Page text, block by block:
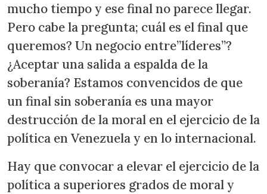
mucho tiempo y ese final no parece llegar.
Pero cabe la pregunta; cuál es el final que
queremos? Un negocio entre”líderes”?
¿Aceptar una salida a espalda de la
soberanía? Estamos convencidos de que
un final sin soberanía es una mayor
destrucción de la moral en el ejercicio de la
política en Venezuela y en lo internacional.
Hay que convocar a elevar el ejercicio de la
política a superiores grados de moral y